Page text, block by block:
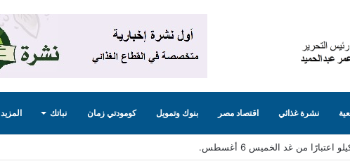
نشرة غذائي اقتصاد مصر بنوك وتمويل كومودتي زمان نباتك المزيد
ودول الخليج لامتصاص فائض الإنتاج .. تفاصيل